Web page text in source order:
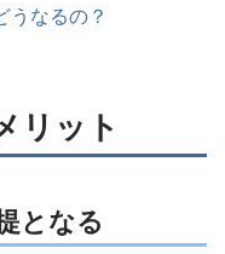
うなるの？
リット
となる